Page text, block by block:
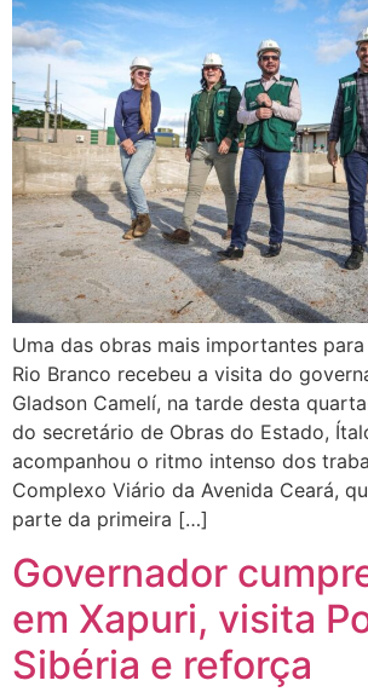
Uma das obras mais importantes
Rio Branco recebeu a visita do
Gladson Camelí, na tarde desta
do secretário de Obras do Estado,
acompanhou o ritmo intenso dos
Complexo Viário da Avenida Ceará,
parte da primeira […]
Governador
em Xapuri, visita
Sibéria e reforça